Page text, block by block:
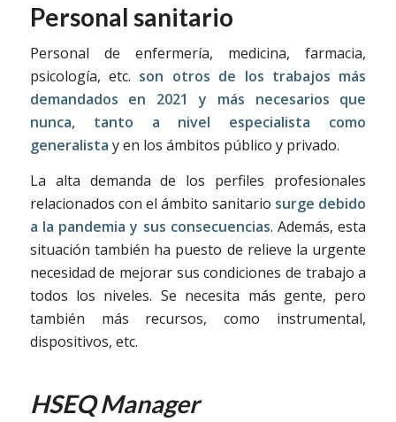
Personal sanitario
Personal de enfermería, medicina, farmacia,
psicología, etc. son otros de los trabajos más
demandados en 2021 y más necesarios que
nunca, tanto a nivel especialista como
generalista y en los ámbitos público y privado.
La alta demanda de los perfiles profesionales
relacionados con el ámbito sanitario surge debido
a la pandemia y sus consecuencias. Además, esta
situación también ha puesto de relieve la urgente
necesidad de mejorar sus condiciones de trabajo a
todos los niveles. Se necesita más gente, pero
también más recursos, como instrumental,
dispositivos, etc.
HSEQ Manager